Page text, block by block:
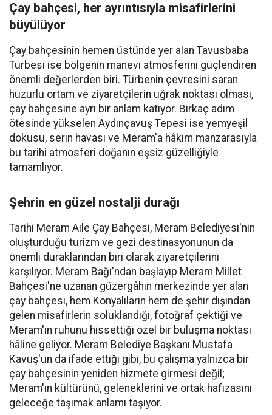
Çay bahçesi, her ayrıntısıyla misafirlerini
büyülüyor
Çay bahçesinin hemen üstünde yer alan Tavusbaba
Türbesi ise bölgenin manevi atmosferini güçlendiren
önemli değerlerden biri. Türbenin çevresini saran
huzurlu ortam ve ziyaretçilerin uğrak noktası olması,
çay bahçesine ayrı bir anlam katıyor. Birkaç adım
ötesinde yükselen Aydınçavuş Tepesi ise yemyeşil
dokusu, serin havası ve Meram'a hâkim manzarasıyla
bu tarihi atmosferi doğanın eşsiz güzelliğiyle
tamamlıyor.
Şehrin en güzel nostalji durağı
Tarihi Meram Aile Çay Bahçesi, Meram Belediyesi'nin
oluşturduğu turizm ve gezi destinasyonunun da
önemli duraklarından biri olarak ziyaretçilerini
karşılıyor. Meram Bağı'ndan başlayıp Meram Millet
Bahçesi'ne uzanan güzergâhın merkezinde yer alan
çay bahçesi, hem Konyalıların hem de şehir dışından
gelen misafirlerin soluklandığı, fotoğraf çektiği ve
Meram'ın ruhunu hissettiği özel bir buluşma noktası
hâline geliyor. Meram Belediye Başkanı Mustafa
Kavuş'un da ifade ettiği gibi, bu çalışma yalnızca bir
çay bahçesinin yeniden hizmete girmesi değil;
Meram'ın kültürünü, geleneklerini ve ortak hafızasını
geleceğe taşımak anlamı taşıyor.